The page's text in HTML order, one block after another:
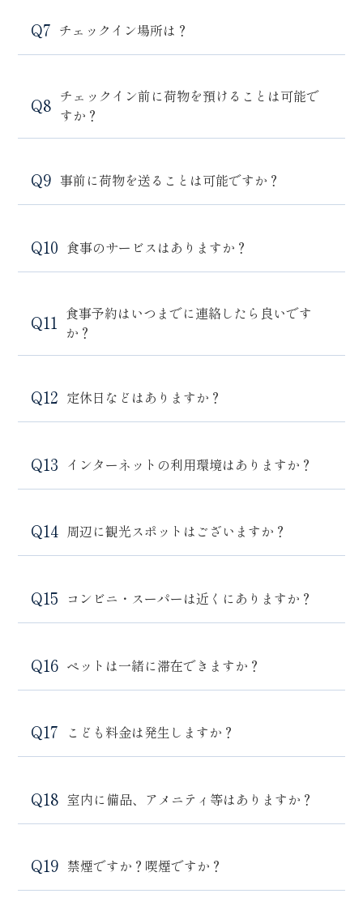
チェックイン場所は？
チェックイン前に荷物を預けることは可能で
すか？
事前に荷物を送ることは可能ですか？
食事のサービスはありますか？
食事予約はいつまでに連絡したら良いです
か？
定休日などはありますか？
インターネットの利用環境はありますか？
周辺に観光スポットはございますか？
コンビニ・スーパーは近くにありますか？
ペットは一緒に滞在できますか？
こども料金は発生しますか？
室内に備品、アメニティ等はありますか？
禁煙ですか？喫煙ですか？